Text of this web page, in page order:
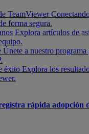
TeamViewer
forma segura.
Explora artículos de
Únete a nuestro
éxito Explora los
rápida adopción